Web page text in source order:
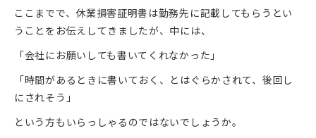
ここまでで、休業損害証明書は勤務先に記載してもらうとい
うことをお伝えしてきましたが、中には、
「会社にお願いしても書いてくれなかった」
「時間があるときに書いておく、とはぐらかされて、後回し
にされそう」
という方もいらっしゃるのではないでしょうか。